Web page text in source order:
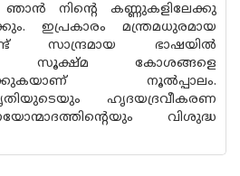
നിൻ്റെ കണ്ണുകളിലേക്കു
ഇപ്രകാരം മന്ത്രമധുരമായ
സാന്ദ്രമായ ഭാഷയിൽ
സൂക്ഷ്‌മ കോശങ്ങളെ
നൂൽപ്പാലം.
ഹൃദയദ്രവീകരണ
വിശുദ്ധ